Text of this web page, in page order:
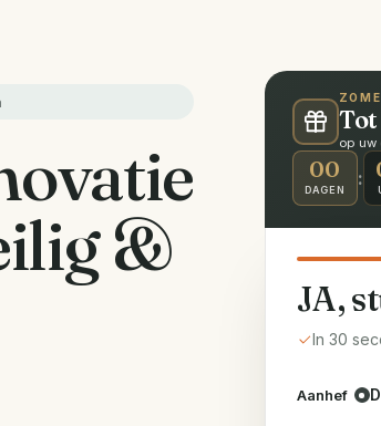
&
op uw
00
DAGEN
:
JA,
In 30
Aanhef